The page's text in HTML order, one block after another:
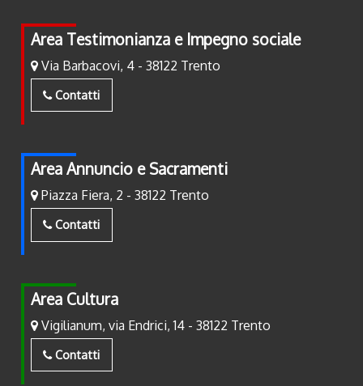
Area Testimonianza e Impegno sociale
Via Barbacovi, 4 - 38122 Trento
Contatti
Area Annuncio e Sacramenti
Piazza Fiera, 2 - 38122 Trento
Contatti
Area Cultura
Vigilianum, via Endrici, 14 - 38122 Trento
Contatti